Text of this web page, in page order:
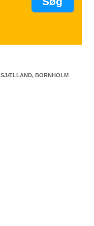
SJÆLLAND, BORNHOLM